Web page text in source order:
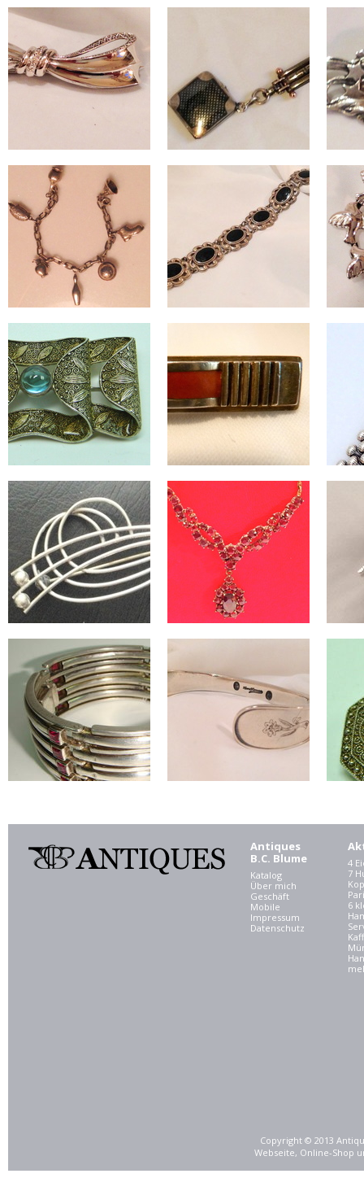
Antiques
B.C. Blume
Katalog
Über mich
Geschäft
Mobile
Impressum
Datenschutz
4
7
6
Copyright © 2013
Webseite, Online-Shop